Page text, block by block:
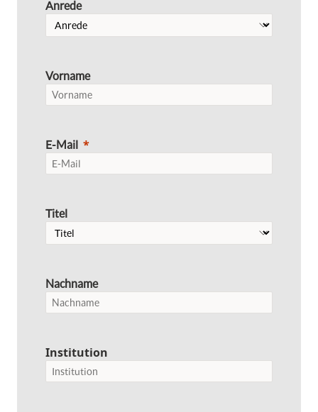
Anrede
Vorname
E-Mail
Titel
Nachname
Institution